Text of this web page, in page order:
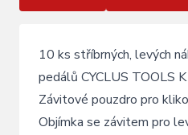
10 ks stříbrných, levých
pedálů CYCLUS TOOLS
Závitové pouzdro pro
Objímka se závitem pro